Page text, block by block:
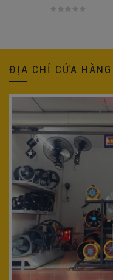
225.000₫.
ĐỊA CHỈ CỬA HÀNG